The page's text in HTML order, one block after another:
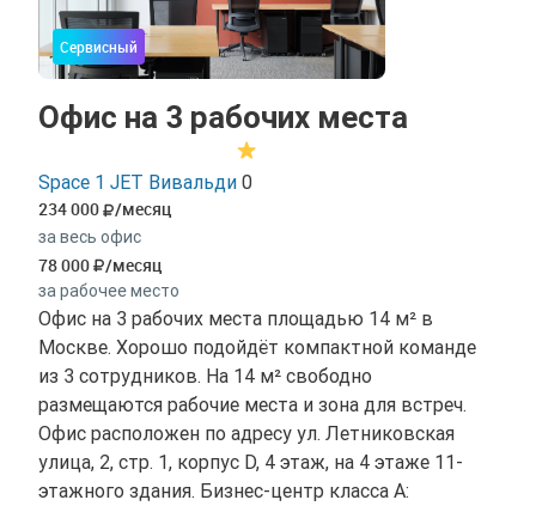
Сервисный
Офис на 3 рабочих места
Space 1 JET Вивальди 0
234 000 /месяц
за весь офис
78 000 /месяц
за рабочее место
Офис на 3 рабочих места площадью 14 м² в
Москве. Хорошо подойдёт компактной команде
из 3 сотрудников. На 14 м² свободно
размещаются рабочие места и зона для встреч.
Офис расположен по адресу ул. Летниковская
улица, 2, стр. 1, корпус D, 4 этаж, на 4 этаже 11-
этажного здания. Бизнес-центр класса A: